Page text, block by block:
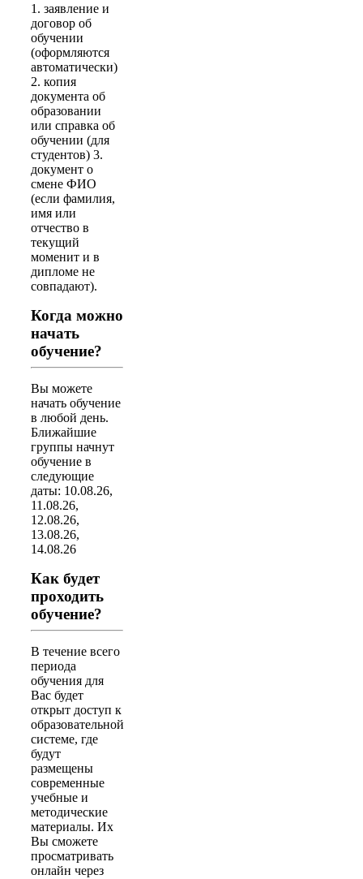
1. заявление и
договор об
обучении
(оформляются
автоматически)
2. копия
документа об
образовании
или справка об
обучении (для
студентов) 3.
документ о
смене ФИО
(если фамилия,
имя или
отчество в
текущий
моменит и в
дипломе не
совпадают).
Когда можно
начать
обучение?
Вы можете
начать обучение
в любой день.
Ближайшие
группы начнут
обучение в
следующие
даты: 10.08.26,
11.08.26,
12.08.26,
13.08.26,
14.08.26
Как будет
проходить
обучение?
В течение всего
периода
обучения для
Вас будет
открыт доступ к
образовательной
системе, где
будут
размещены
современные
учебные и
методические
материалы. Их
Вы сможете
просматривать
онлайн через